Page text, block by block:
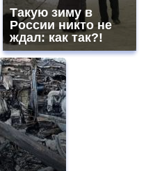
Такую зиму в
России никто не
ждал: как так?!